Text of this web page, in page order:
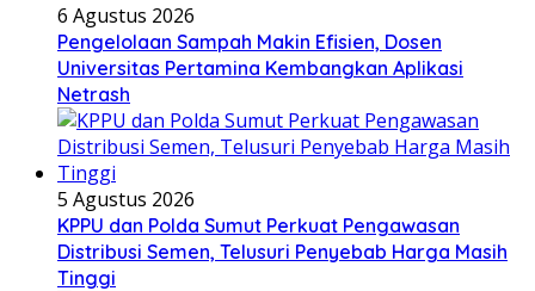
6 Agustus 2026
Pengelolaan Sampah Makin Efisien, Dosen
Universitas Pertamina Kembangkan Aplikasi
Netrash
5 Agustus 2026
KPPU dan Polda Sumut Perkuat Pengawasan
Distribusi Semen, Telusuri Penyebab Harga Masih
Tinggi